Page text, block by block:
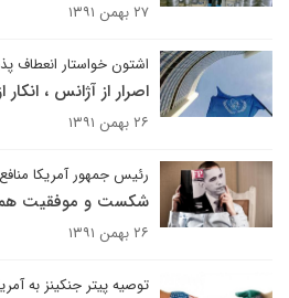
۲۷ بهمن ۱۳۹۱
اشتون خواستار انعطاف
اصرار از آژانس ، انکار
۲۶ بهمن ۱۳۹۱
رئیس جمهور آمریکا
شکست و موفقیت
۲۶ بهمن ۱۳۹۱
توصیه پیتر جنکینز به